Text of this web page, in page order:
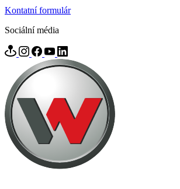
Kontatní formulár
Sociální média